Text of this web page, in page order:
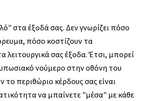
στα έξοδά σας. Δεν γνωρίζει πόσο
πόσο κοστίζουν τα
λειτουργικά σας έξοδα. Έτσι, μπορεί
νούμερο στην οθόνη του
το περιθώριο κέρδους σας είναι
να μπαίνετε "μέσα" με κάθε